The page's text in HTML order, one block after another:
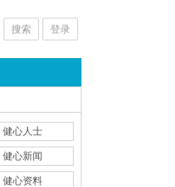
搜索 登录
健心人士
健心新闻
健心资料